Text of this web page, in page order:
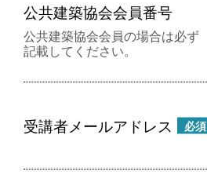
公共建築協会会員番号
公共建築協会会員の場合は必ず
記載してください。
受講者メールアドレス 必須